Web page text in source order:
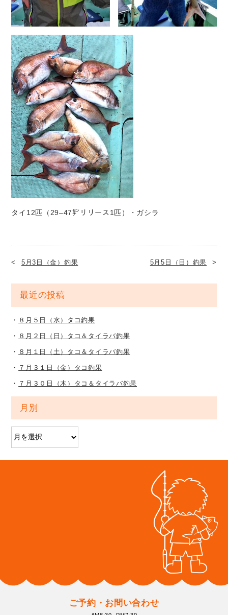
タイ12匹（29–47㌢リリース1匹）・ガシラ
5月3日（金）釣果 5月5日（日）釣果
最近の投稿
８月５日（水）タコ釣果
８月２日（日）タコ＆タイラバ釣果
８月１日（土）タコ＆タイラバ釣果
７月３１日（金）タコ釣果
７月３０日（木）タコ＆タイラバ釣果
月別
ご予約・お問い合わせ